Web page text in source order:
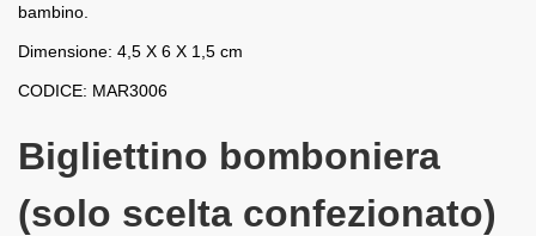
bambino.
Dimensione: 4,5 X 6 X 1,5 cm
CODICE: MAR3006
Bigliettino bomboniera
(solo scelta confezionato)